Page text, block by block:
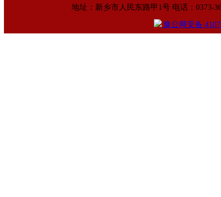
地址：新乡市人民东路甲1号 电话：0373-
豫公网安备